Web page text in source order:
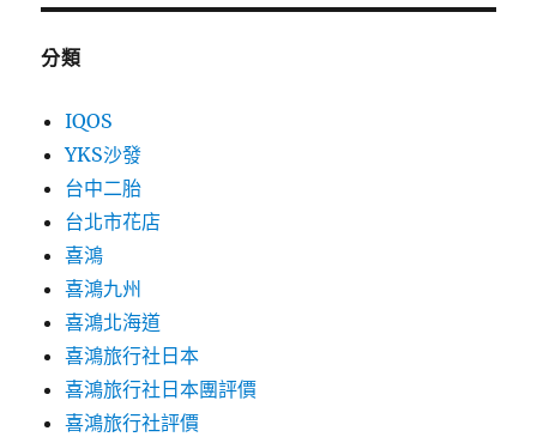
分類
IQOS
YKS沙發
台中二胎
台北市花店
喜鴻
喜鴻九州
喜鴻北海道
喜鴻旅行社日本
喜鴻旅行社日本團評價
喜鴻旅行社評價